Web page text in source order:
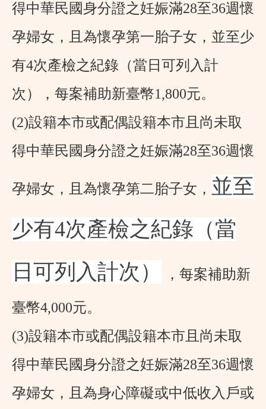
得中華民國身分證之妊娠滿28至36週懷
孕婦女，且為懷孕第一胎子女，並至少
有4次產檢之紀錄（當日可列入計
次），每案補助新臺幣1,800元。
(2)設籍本市或配偶設籍本市且尚未取
得中華民國身分證之妊娠滿28至36週懷
孕婦女，且為懷孕第二胎子女， 並至
少有4次產檢之紀錄（當
日可列入計次）
，每案補助新
臺幣4,000元。
(3)設籍本市或配偶設籍本市且尚未取
得中華民國身分證之妊娠滿28至36週懷
孕婦女，且為身心障礙或中低收入戶或